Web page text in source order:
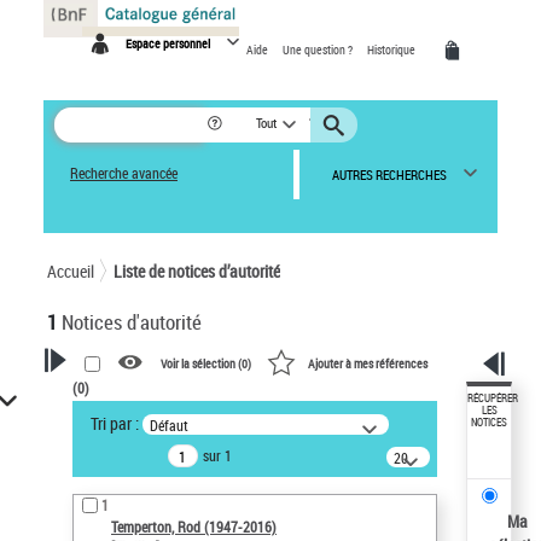
Espace personnel Aide Une question ? Historique
Tout
Recherche avancée AUTRES RECHERCHES
Accueil Liste de notices d’autorité
1 Notices d'autorité
VOTRE RECHERCHE
Recherche avancée dans les
notices d’autorité
Œuvres liées à l'auteur :
Temperton, Rod (1947-2016)
Voir la sélection (0) Ajouter à mes références
(0)
Tri par : Défaut
sur 1
20
résultats/page
1
Temperton, Rod (1947-2016)
RÉCUPÉRER
LES
NOTICES
Ma
Panneau de gestion des cookies